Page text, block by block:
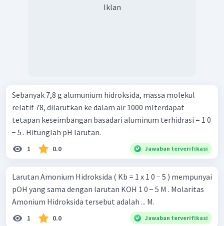
Iklan
Sebanyak 7,8 g alumunium hidroksida, massa molekul
relatif 78, dilarutkan ke dalam air 1000 mlterdapat
tetapan keseimbangan basadari aluminum terhidrasi = 1 0
− 5 . Hitunglah pH larutan.
1 0.0 Jawaban terverifikasi
Larutan Amonium Hidroksida ( Kb = 1 x 1 0 − 5 ) mempunyai
pOH yang sama dengan larutan KOH 1 0 − 5 M . Molaritas
Amonium Hidroksida tersebut adalah ... M.
1 0.0 Jawaban terverifikasi